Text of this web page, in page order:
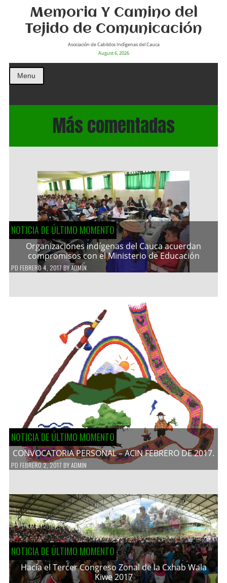
Memoria Y Camino del
Tejido de Comunicación
Asociación de Cabildos Indìgenas del Cauca
August 6, 2026
Menu
Más comentadas
NOTICIA DE ÚLTIMO MOMENTO
Organizaciones indígenas del Cauca acuerdan
compromisos con el Ministerio de Educación
PD FEBRERO 4, 2017 BYADMIN
NOTICIA DE ÚLTIMO MOMENTO
CONVOCATORIA PERSONAL – ACIN FEBRERO DE 2017.
PD FEBRERO 2, 2017 BYADMIN
NOTICIA DE ÚLTIMO MOMENTO
Hacía el Tercer Congreso Zonal de la Cxhab Wala
Kiwe 2017